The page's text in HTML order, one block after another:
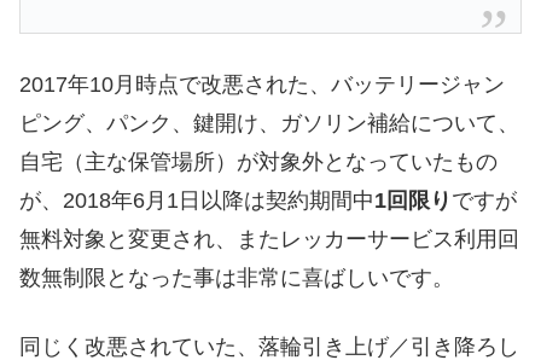
2017年10月時点で改悪された、バッテリージャン
ピング、パンク、鍵開け、ガソリン補給について、
自宅（主な保管場所）が対象外となっていたもの
が、2018年6月1日以降は契約期間中1回限り ですが
無料対象と変更され、またレッカーサービス利用回
数無制限となった事は非常に喜ばしいです。
同じく改悪されていた、落輪引き上げ／引き降ろし